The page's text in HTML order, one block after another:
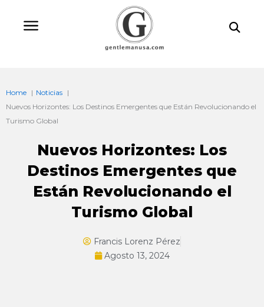
Home
Noticias
Nuevos Horizontes: Los Destinos Emergentes que Están Revolucionando el
Turismo Global
Nuevos Horizontes: Los
Destinos Emergentes que
Están Revolucionando el
Turismo Global
Francis Lorenz Pérez
Agosto 13, 2024